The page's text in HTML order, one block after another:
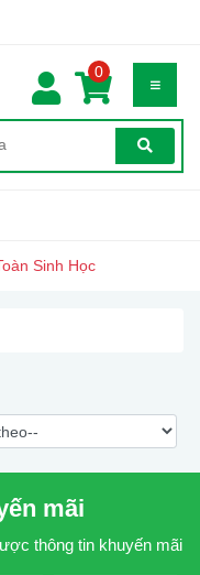
0
Sinh Học
mãi
thông tin khuyến mãi